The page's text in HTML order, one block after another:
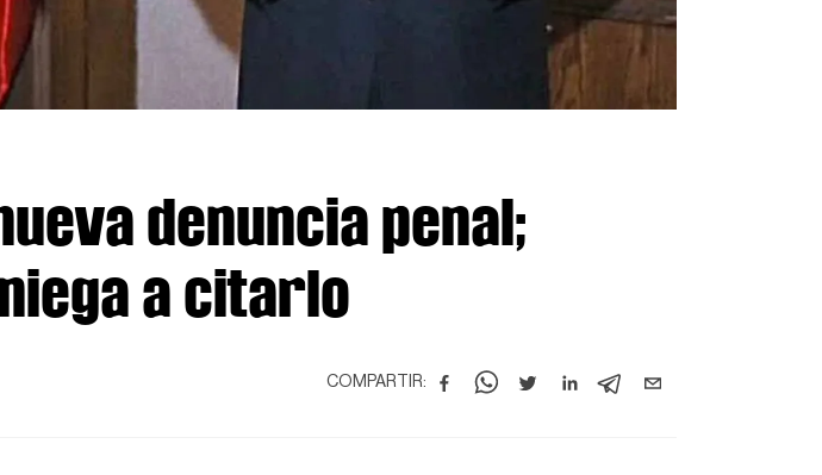
denuncia penal;
a citarlo
COMPARTIR: